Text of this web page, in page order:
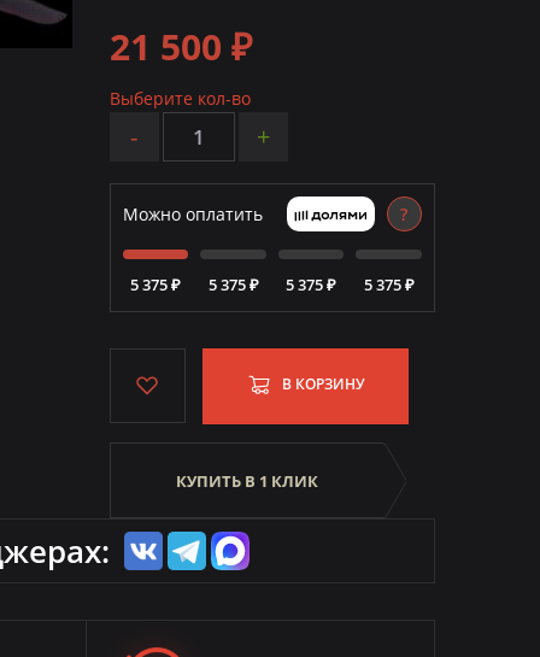
21 500 ₽
Выберите кол-во
- +
Можно оплатить ?
5 375 ₽ 5 375 ₽ 5 375 ₽ 5 375 ₽
В КОРЗИНУ
КУПИТЬ В 1 КЛИК